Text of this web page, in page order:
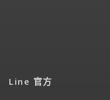
Line 官方